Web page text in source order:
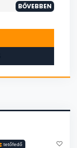
BŐVEBBEN
tetőfedő